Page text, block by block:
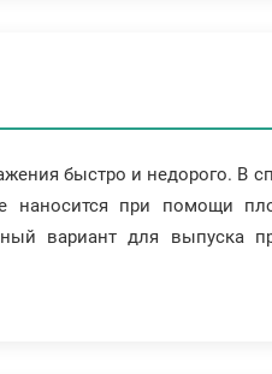
быстро и недорого. В
при помощи
вариант для выпуска